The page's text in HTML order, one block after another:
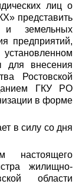
лиц о
представить
и земельных
предприятий,
для внесения
Ростовской
ГКУ РО
в форме
в силу со дня
настоящего
жилищно-
области